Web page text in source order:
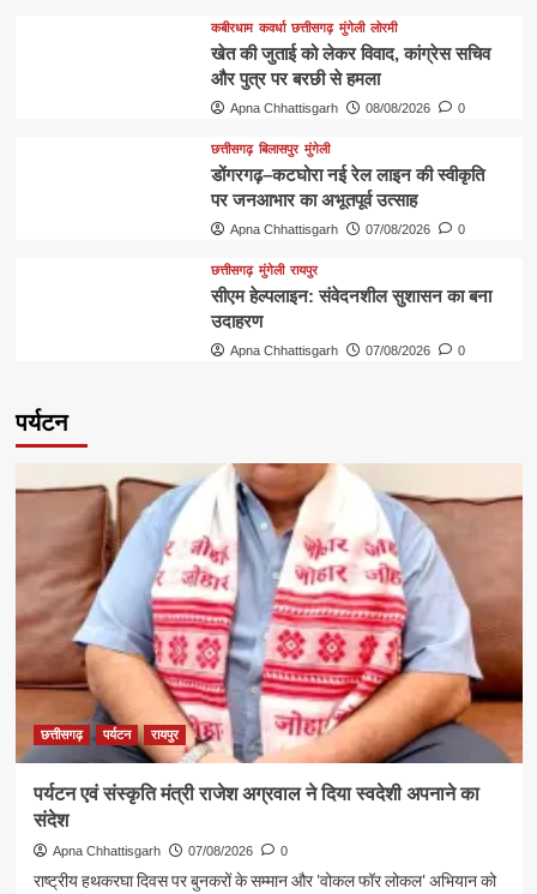
कबीरधाम कवर्धा छत्तीसगढ़ मुंगेली लोरमी
खेत की जुताई को लेकर विवाद, कांग्रेस सचिव
और पुत्र पर बरछी से हमला
Apna Chhattisgarh 08/08/2026 0
छत्तीसगढ़ बिलासपुर मुंगेली
डोंगरगढ़–कटघोरा नई रेल लाइन की स्वीकृति
पर जनआभार का अभूतपूर्व उत्साह
Apna Chhattisgarh 07/08/2026 0
छत्तीसगढ़ मुंगेली रायपुर
सीएम हेल्पलाइन: संवेदनशील सुशासन का बना
उदाहरण
Apna Chhattisgarh 07/08/2026 0
पर्यटन
छत्तीसगढ़ पर्यटन रायपुर
पर्यटन एवं संस्कृति मंत्री राजेश अग्रवाल ने दिया स्वदेशी अपनाने का
संदेश
Apna Chhattisgarh 07/08/2026 0
राष्ट्रीय हथकरघा दिवस पर बुनकरों के सम्मान और 'वोकल फॉर लोकल' अभियान को